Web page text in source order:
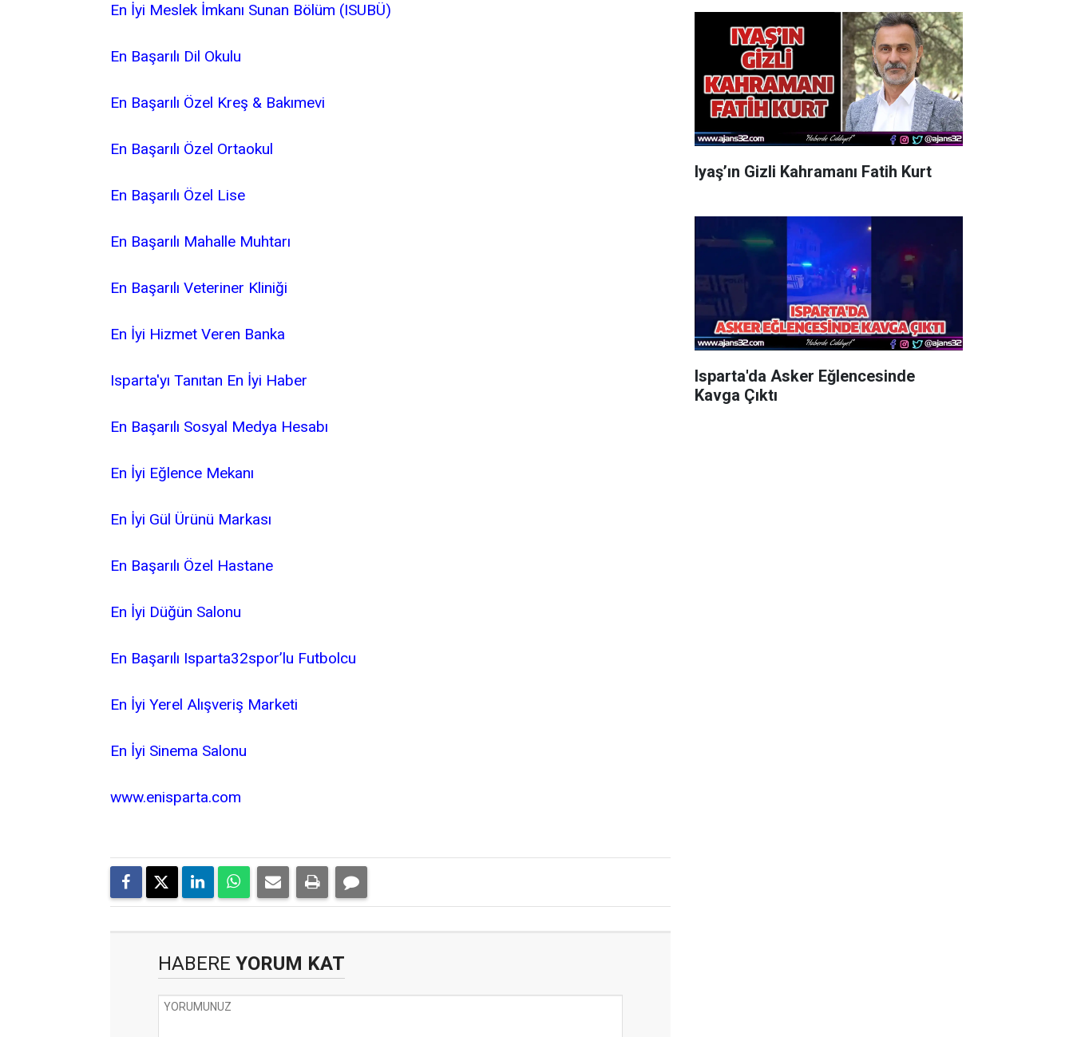
En İyi Meslek İmkanı Sunan Bölüm (ISUBÜ)
En Başarılı Dil Okulu
En Başarılı Özel Kreş & Bakımevi
En Başarılı Özel Ortaokul
En Başarılı Özel Lise
En Başarılı Mahalle Muhtarı
En Başarılı Veteriner Kliniği
En İyi Hizmet Veren Banka
Isparta'yı Tanıtan En İyi Haber
En Başarılı Sosyal Medya Hesabı
En İyi Eğlence Mekanı
En İyi Gül Ürünü Markası
En Başarılı Özel Hastane
En İyi Düğün Salonu
En Başarılı Isparta32spor’lu Futbolcu
En İyi Yerel Alışveriş Marketi
En İyi Sinema Salonu
www.enisparta.com
HABERE YORUM KAT
Iyaş’ın Gizli Kahramanı Fatih Kurt
Isparta'da Asker Eğlencesinde
Kavga Çıktı